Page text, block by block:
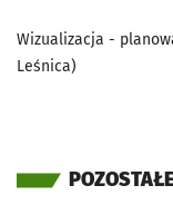
Wizualizacja -
Leśnica)